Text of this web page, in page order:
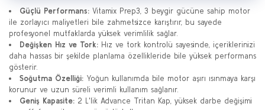
Güçlü Performans: Vitamix Prep3, 3 beygir gücüne sahip motor
ile zorlayıcı maliyetleri bile zahmetsizce karıştırır, bu sayede
profesyonel mutfaklarda yüksek verimlilik sağlar.
Değişken Hız ve Tork: Hız ve tork kontrolü sayesinde, içeriklerinizi
daha hassas bir şekilde planlama özellikleride bile yüksek performans
gösterir.
Soğutma Özelliği: Yoğun kullanımda bile motor aşırı ısınmaya karşı
korunur ve uzun süreli verimli kullanım sağlanır.
Geniş Kapasite: 2 L'lik Advance Tritan Kap, yüksek darbe değişimi